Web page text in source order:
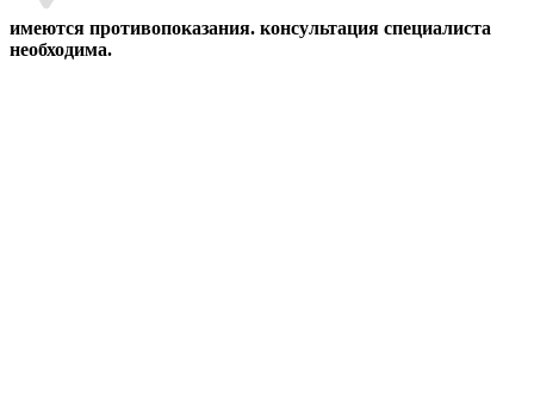
имеются противопоказания. консультация специалиста
необходима.